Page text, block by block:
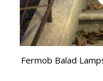
Fermob Balad